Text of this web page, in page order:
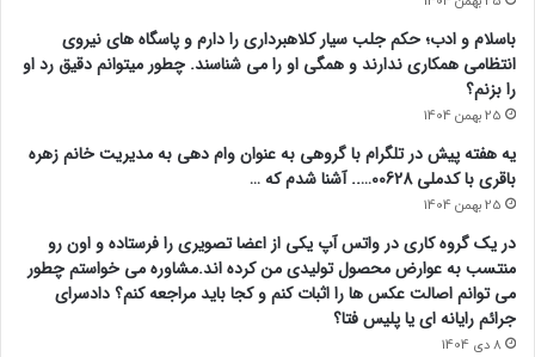
باسلام و ادب؛ حکم جلب سیار کلاهبرداری را دارم و پاسگاه های نیروی
انتظامی همکاری ندارند و همگی او را می شناسند. چطور میتوانم دقیق رد او
را بزنم؟
25 بهمن 1404
یه هفته پیش در تلگرام با گروهی به عنوان وام دهی به مدیریت خانم زهره
باقری با کدملی 00628….. آشنا شدم که …
25 بهمن 1404
در یک گروه کاری در واتس آپ یکی از اعضا تصویری را فرستاده و اون رو
منتسب به عوارض محصول تولیدی من کرده اند.مشاوره می خواستم چطور
می توانم اصالت عکس ها را اثبات کنم و کجا باید مراجعه کنم؟ دادسرای
جرائم رایانه ای یا پلیس فتا؟
8 دی 1404